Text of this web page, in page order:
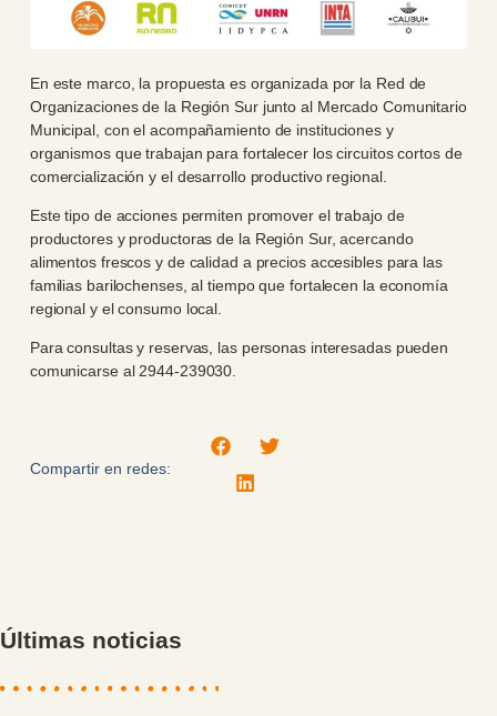
En este marco, la propuesta es organizada por la Red de
Organizaciones de la Región Sur junto al Mercado Comunitario
Municipal, con el acompañamiento de instituciones y
organismos que trabajan para fortalecer los circuitos cortos de
comercialización y el desarrollo productivo regional.
Este tipo de acciones permiten promover el trabajo de
productores y productoras de la Región Sur, acercando
alimentos frescos y de calidad a precios accesibles para las
familias barilochenses, al tiempo que fortalecen la economía
regional y el consumo local.
Para consultas y reservas, las personas interesadas pueden
comunicarse al 2944-239030.
Compartir en redes:
Últimas noticias